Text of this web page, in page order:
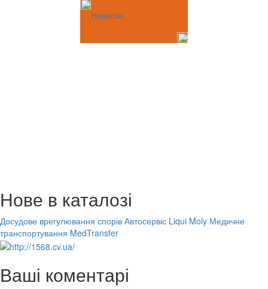
Новости
Нове в каталозі
Досудове врегулювання спорів Автосервіс Liqui Moly Медичне
транспортування MedTransfer
Ваші коментарі